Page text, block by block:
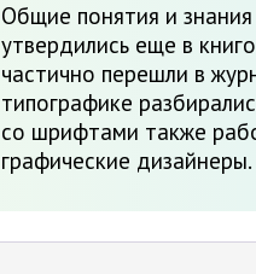
Общие понятия и
утвердились еще в
частично перешли в
типографике
со шрифтами также
графические дизайнеры.